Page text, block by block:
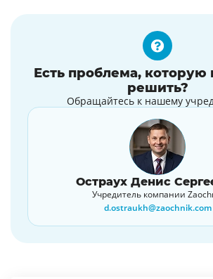
Есть проблема, которую
решить?
Обращайтесь к нашему
Остраух Денис
Учредитель компании
d.ostraukh@zaochnik.com